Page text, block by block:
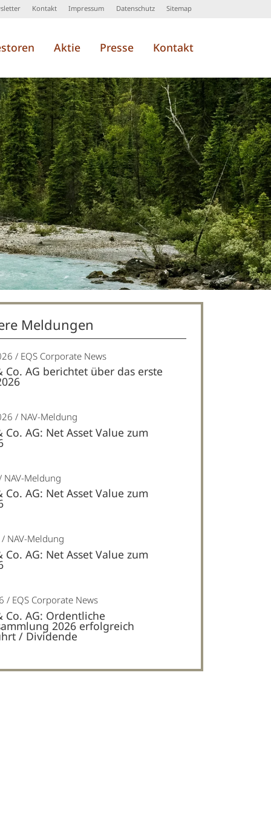
Kontakt Impressum Datenschutz Sitemap
Aktie Presse Kontakt
Meldungen
EQS Corporate News
Co. AG berichtet über das erste
NAV-Meldung
Co. AG: Net Asset Value zum
NAV-Meldung
Co. AG: Net Asset Value zum
NAV-Meldung
Co. AG: Net Asset Value zum
EQS Corporate News
Co. AG: Ordentliche
2026 erfolgreich
/ Dividende